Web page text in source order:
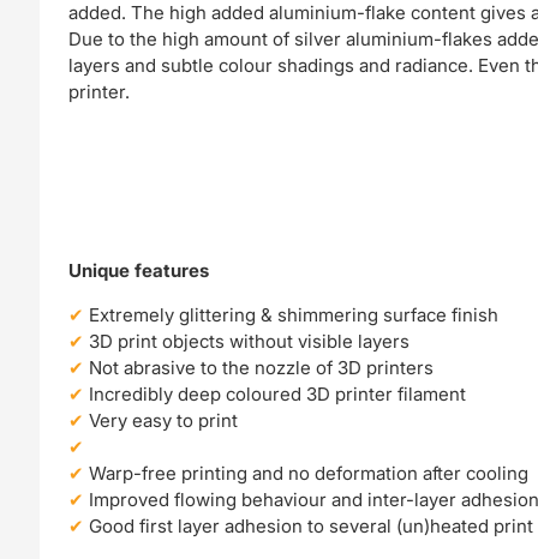
added. The high added aluminium-flake content
Due to the high amount of silver aluminium-flakes
layers and subtle colour shadings and radiance.
printer.
Unique features
Extremely glittering & shimmering surface finish
3D print objects without visible layers
Not abrasive to the nozzle of 3D printers
Incredibly deep coloured 3D printer filament
Very easy to print
Warp-free printing and no deformation after cooling
Improved flowing behaviour and inter-layer
Good first layer adhesion to several (un)heated